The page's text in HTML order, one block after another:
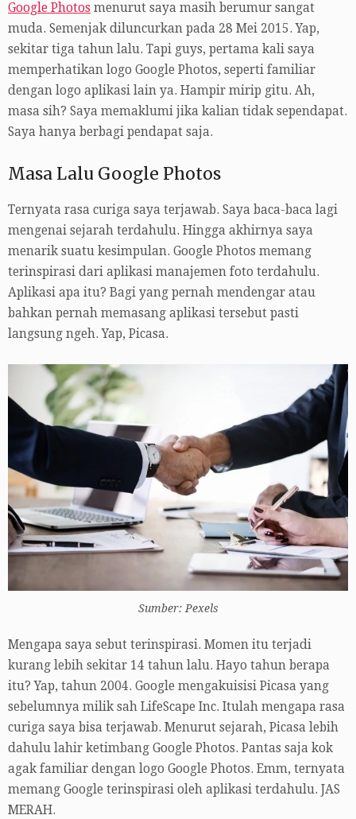
Google Photos menurut saya masih berumur sangat
muda. Semenjak diluncurkan pada 28 Mei 2015. Yap,
sekitar tiga tahun lalu. Tapi guys, pertama kali saya
memperhatikan logo Google Photos, seperti familiar
dengan logo aplikasi lain ya. Hampir mirip gitu. Ah,
masa sih? Saya memaklumi jika kalian tidak sependapat.
Saya hanya berbagi pendapat saja.
Masa Lalu Google Photos
Ternyata rasa curiga saya terjawab. Saya baca-baca lagi
mengenai sejarah terdahulu. Hingga akhirnya saya
menarik suatu kesimpulan. Google Photos memang
terinspirasi dari aplikasi manajemen foto terdahulu.
Aplikasi apa itu? Bagi yang pernah mendengar atau
bahkan pernah memasang aplikasi tersebut pasti
langsung ngeh. Yap, Picasa.
Sumber: Pexels
Mengapa saya sebut terinspirasi. Momen itu terjadi
kurang lebih sekitar 14 tahun lalu. Hayo tahun berapa
itu? Yap, tahun 2004. Google mengakuisisi Picasa yang
sebelumnya milik sah LifeScape Inc. Itulah mengapa rasa
curiga saya bisa terjawab. Menurut sejarah, Picasa lebih
dahulu lahir ketimbang Google Photos. Pantas saja kok
agak familiar dengan logo Google Photos. Emm, ternyata
memang Google terinspirasi oleh aplikasi terdahulu. JAS
MERAH.